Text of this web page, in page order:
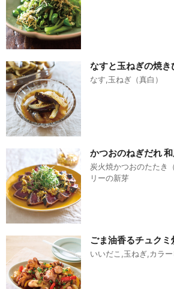
なすと玉ねぎの焼き
なす,玉ねぎ（真白）
かつおのねぎだれ
炭火焼かつおのたたき
リーの新芽
ごま油香るチュクミ
いいだこ,玉ねぎ,カラ